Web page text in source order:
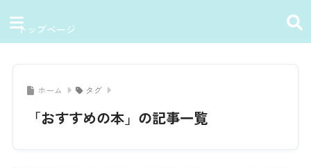
トップページ
ホーム タグ
「おすすめの本」の記事一覧